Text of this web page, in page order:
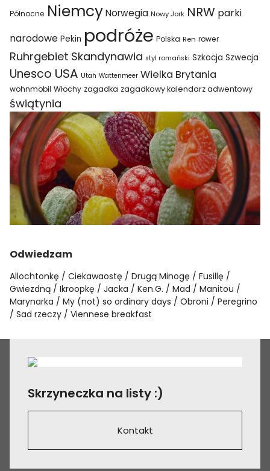
Północne Niemcy Norwegia Nowy Jork NRW parki
narodowe Pekin podróże Polska Ren rower
Ruhrgebiet Skandynawia styl romański Szkocja Szwecja
Unesco USA Utah Wattenmeer Wielka Brytania
wohnmobil Włochy zagadka zagadkowy kalendarz adwentowy
świątynia
Odwiedzam
Allochtonkę Ciekawaostę Drugą Minogę
Fusillę
Gwiezdną
Ikroopkę Jacka Ken.G. Mad
Manitou
Marynarka
My (not) so ordinary days Obroni
Peregrino
Sad rzeczy
Viennese breakfast
Skrzyneczka na listy :)
Kontakt